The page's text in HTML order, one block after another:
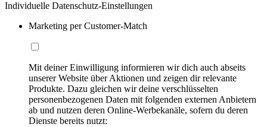
Individuelle Datenschutz-Einstellungen
Marketing per Customer-Match
Mit deiner Einwilligung informieren wir dich auch abseits
unserer Website über Aktionen und zeigen dir relevante
Produkte. Dazu gleichen wir deine verschlüsselten
personenbezogenen Daten mit folgenden externen Anbietern
ab und nutzen deren Online-Werbekanäle, sofern du deren
Dienste bereits nutzt: